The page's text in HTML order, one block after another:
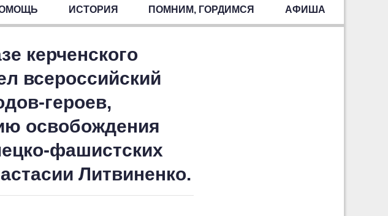
ИСТОРИЯ ПОМНИМ, ГОРДИМСЯ АФИША
керченского
всероссийский
героев,
освобождения
фашистских
Литвиненко.